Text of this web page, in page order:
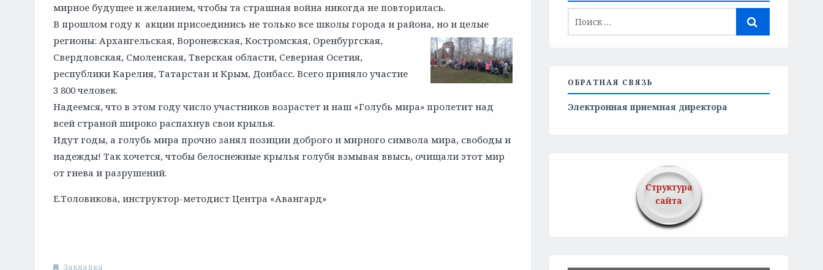
мирное будущее и желанием, чтобы та страшная война никогда не повторилась.
В прошлом году к акции присоединись не только все школы города и района, но и целые
регионы: Архангельская, Воронежская, Костромская, Оренбургская,
Свердловская, Смоленская, Тверская области, Северная Осетия,
республики Карелия, Татарстан и Крым, Донбасс. Всего приняло участие
3 800 человек.
Надеемся, что в этом году число участников возрастет и наш «Голубь мира» пролетит над
всей страной широко распахнув свои крылья.
Идут годы, а голубь мира прочно занял позиции доброго и мирного символа мира, свободы и
надежды! Так хочется, чтобы белоснежные крылья голубя взмывая ввысь, очищали этот мир
от гнева и разрушений.
Е.Толовикова, инструктор-методист Центра «Авангард»
Закладка
ОБРАТНАЯ СВЯЗЬ
Электронная приемная директора
Структура
сайта